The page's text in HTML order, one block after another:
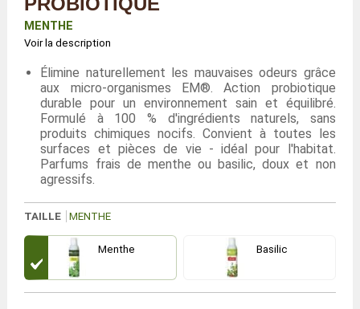
MENTHE
Voir la description
Élimine naturellement les mauvaises odeurs grâce
aux micro-organismes EM®. Action probiotique
durable pour un environnement sain et équilibré.
Formulé à 100 % d'ingrédients naturels, sans
produits chimiques nocifs. Convient à toutes les
surfaces et pièces de vie - idéal pour l'habitat.
Parfums frais de menthe ou basilic, doux et non
agressifs.
TAILLE MENTHE
Menthe Basilic